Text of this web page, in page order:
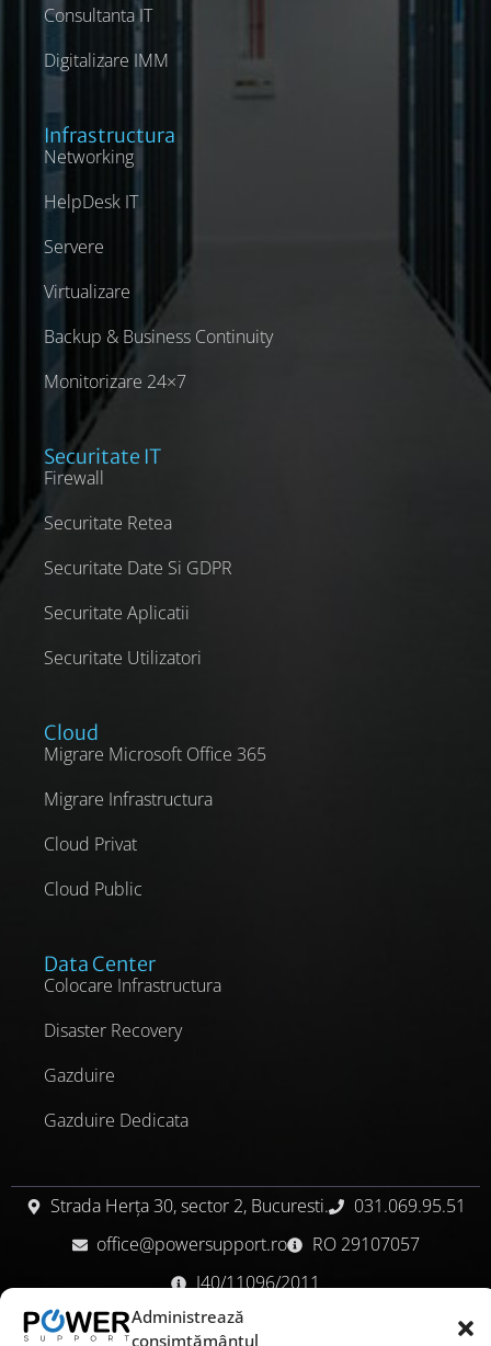
Administrează
consimțământul
Consultanta IT
Digitalizare IMM
Infrastructura
Networking
HelpDesk IT
Servere
Virtualizare
Backup & Business Continuity
Monitorizare 24×7
Securitate IT
Firewall
Securitate Retea
Securitate Date Si GDPR
Securitate Aplicatii
Securitate Utilizatori
Cloud
Migrare Microsoft Office 365
Migrare Infrastructura
Cloud Privat
Cloud Public
Data Center
Colocare Infrastructura
Disaster Recovery
Gazduire
Gazduire Dedicata
Strada Herța 30, sector 2, Bucuresti.
031.069.95.51
office@powersupport.ro
RO 29107057
J40/11096/2011
Contact
Politica de confidentialitate